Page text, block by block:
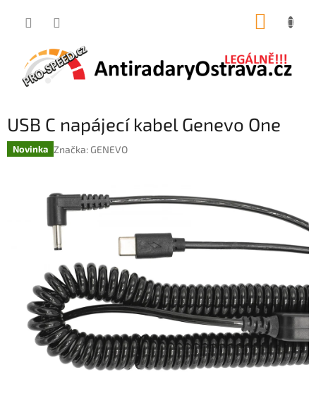
USB C napájecí kabel Genevo One
Novinka Značka: GENEVO